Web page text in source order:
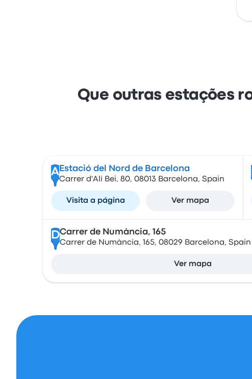
Que outras estações
A Estació del Nord de Barcelona
Carrer d'Alí Bei, 80, 08013 Barcelona, Spain
Visita a página Ver mapa
DCarrer de Numància, 165
Carrer de Numància, 165, 08029 Barcelona, Spain
Ver mapa